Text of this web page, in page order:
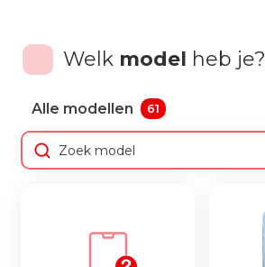
Welk model heb je?
Alle modellen 61